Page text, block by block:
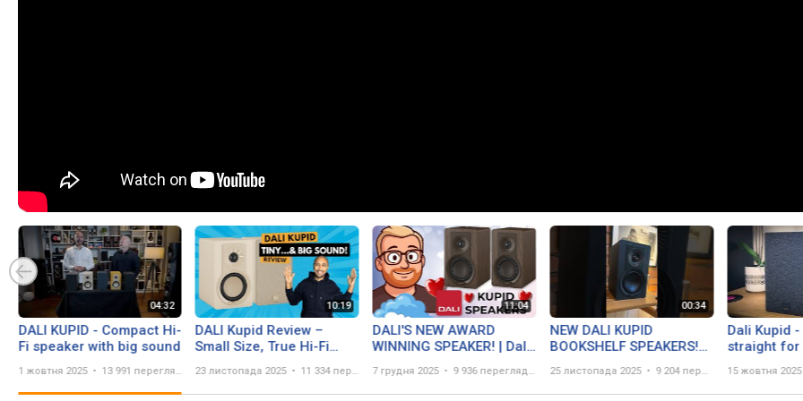
DALI KUPID - Compact Hi-
Fi speaker with big sound
1 жовтня 2025 13 991 перегляд
DALI Kupid Review –
Small Size, True Hi-Fi
23 листопада 2025 11 334 перегляда
DALI'S NEW AWARD
WINNING SPEAKER! | Dali
7 грудня 2025 9 936 переглядів
NEW DALI KUPID
BOOKSHELF SPEAKERS!
#New
25 листопада 2025 9 204 перегляда
Dali Kupid
straight for
15 жовтня 2025